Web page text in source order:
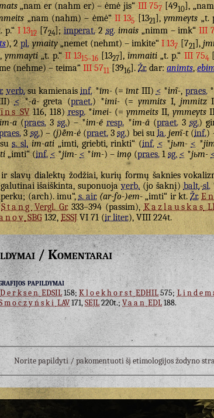
„nam er (nahm er) – ėmė jis“III 757[4910],
„nam (nahm) – ėmė“II 135[1321],ymmeyts„t.
p.“I 1312[724];imperat.2sg. imais„nimm – imk“III
), 2pl. ymaity„nemet (nehmt) – imkite“I 137[721],
ymmayti„t. p.“II 1315–16[1327],immaiti„t. p.“III 754
(nehme) – teima“III 5711[3916].Žr.dar:animts,
verb.su kamienaisinf.*īm-(=īmtIII)<*im̃-,praes.*
<*-ā-greta (praet.) *imi-(=ymmitsI,jmmitz
SV116, 118)resp.*imei-(=ymmeitsII,ymmeyts
im-a(praes.3sg.) – *im-ē resp. *im-ā(praet.3 sg.)
3sg.) – (j)ė̃m-ė(praet. 3sg.) bei sula. jem̃-t(inf.)
s. sl. im-ati„imti, griebti, rinkti“ (inf. <*jьm- <*
„imti“ (inf. <*jim- <*im-) –imǫ(praes.1sg. <*jьm-
slavų dialektų žodžiai, kurių formų šaknies
išaiškinta, suponuojaverb.(jo šaknį)balt.-sl.
(arch). imu“,s. air. (ar-fo-)em-„imti“ ir kt.Žr.
StangVergl. Gr.333–394 (passim),Kazlauskas
SBG132,ESSJVI 71 (ir liter.), VIII 224t.
/ Komentarai
papildymai
DerksenEDSIL158;KloekhorstEDHIL575;
LAV171,SEJL220t.;VaanEDL188.
Norite papildyti / pakomentuoti šį etimologijos žodyno